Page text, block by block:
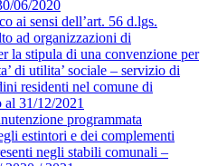
06/2020
ai sensi dell’art. 56 d.lgs.
ad organizzazioni di
la stipula di una convenzione per
di utilita’ sociale – servizio di
residenti nel comune di
31/12/2021
programmata
estintori e dei complementi
negli stabili comunali –